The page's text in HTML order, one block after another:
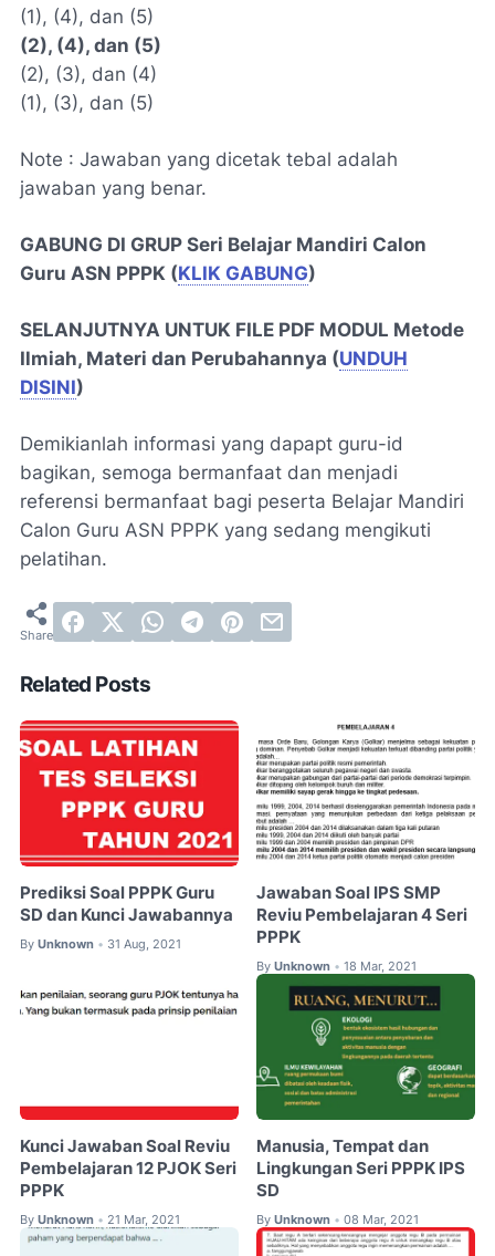
(1), (4), dan (5)
(2), (4), dan (5)
(2), (3), dan (4)
(1), (3), dan (5)
Note : Jawaban yang dicetak tebal adalah
jawaban yang benar.
GABUNG DI GRUP Seri Belajar Mandiri Calon
Guru ASN PPPK (KLIK GABUNG)
SELANJUTNYA UNTUK FILE PDF MODUL Metode
Ilmiah, Materi dan Perubahannya (UNDUH
DISINI)
Demikianlah informasi yang dapapt guru-id
bagikan, semoga bermanfaat dan menjadi
referensi bermanfaat bagi peserta Belajar Mandiri
Calon Guru ASN PPPK yang sedang mengikuti
pelatihan.
Related Posts
Prediksi Soal PPPK Guru
SD dan Kunci Jawabannya
By Unknown • 31 Aug, 2021
Jawaban Soal IPS SMP
Reviu Pembelajaran 4 Seri
PPPK
By Unknown • 18 Mar, 2021
Kunci Jawaban Soal Reviu
Pembelajaran 12 PJOK Seri
PPPK
By Unknown • 21 Mar, 2021
Manusia, Tempat dan
Lingkungan Seri PPPK IPS
SD
By Unknown • 08 Mar, 2021